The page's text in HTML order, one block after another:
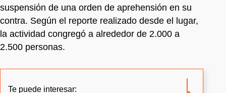
suspensión de una orden de aprehensión en su
contra. Según el reporte realizado desde el lugar,
la actividad congregó a alrededor de 2.000 a
2.500 personas.
Te puede interesar: